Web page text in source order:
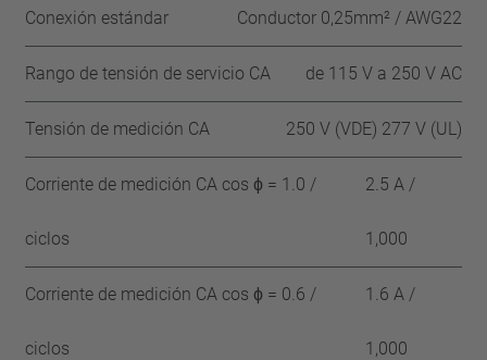
Conexión estándar Conductor 0,25mm² / AWG22
Rango de tensión de servicio CA de 115 V a 250 V AC
Tensión de medición CA 250 V (VDE) 277 V (UL)
Corriente de medición CA cos ϕ = 1.0 /
ciclos
2.5 A /
1,000
Corriente de medición CA cos ϕ = 0.6 /
ciclos
1.6 A /
1,000